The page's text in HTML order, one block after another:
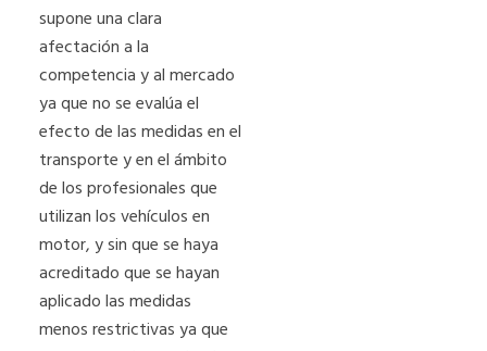
supone una clara
afectación a la
competencia y al mercado
ya que no se evalúa el
efecto de las medidas en el
transporte y en el ámbito
de los profesionales que
utilizan los vehículos en
motor, y sin que se haya
acreditado que se hayan
aplicado las medidas
menos restrictivas ya que